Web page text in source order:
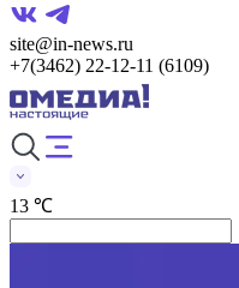
site@in-news.ru
+7(3462) 22-12-11 (6109)
13 ℃